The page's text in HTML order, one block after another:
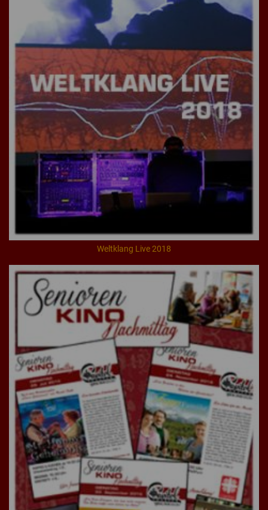
Weltklang Live 2018